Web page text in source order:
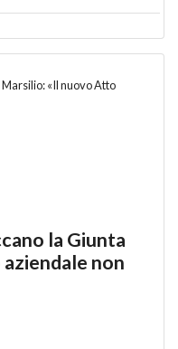
la Giunta
non